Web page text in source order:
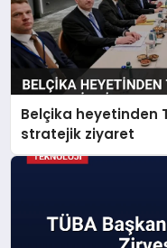
Belçika heyetinden
stratejik ziyaret